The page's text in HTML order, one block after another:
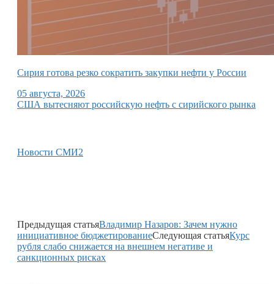
Сирия готова резко сократить закупки нефти у России
05 августа, 2026
США вытесняют российскую нефть с сирийского рынка
Новости СМИ2
Предыдущая статьяВладимир Назаров: Зачем нужно
инициативное бюджетированиеСледующая статьяКурс
рубля слабо снижается на внешнем негативе и
санкционных рисках